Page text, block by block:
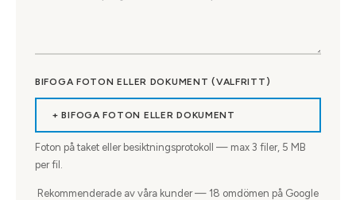
BIFOGA FOTON ELLER DOKUMENT (VALFRITT)
+ BIFOGA FOTON ELLER DOKUMENT
Foton på taket eller besiktningsprotokoll — max 3 filer, 5 MB
per fil.
Rekommenderade av våra kunder — 18 omdömen på Google